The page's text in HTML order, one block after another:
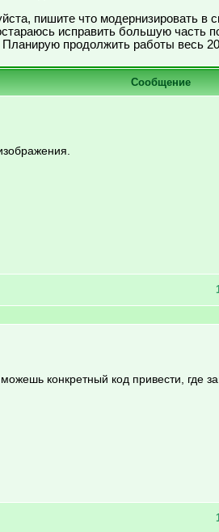
пишите что модернизировать в
исправить большую часть
Планирую продолжить работы весь
Сообщение
, можешь конкретный код привести, где